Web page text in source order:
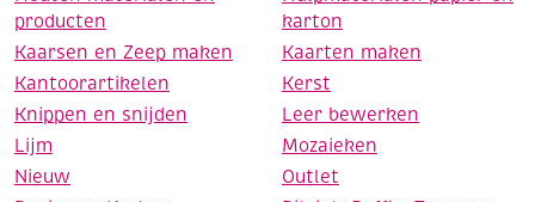
producten
karton
Kaarsen en Zeep maken
Kaarten maken
Kantoorartikelen
Kerst
Knippen en snijden
Leer bewerken
Lijm
Mozaieken
Nieuw
Outlet